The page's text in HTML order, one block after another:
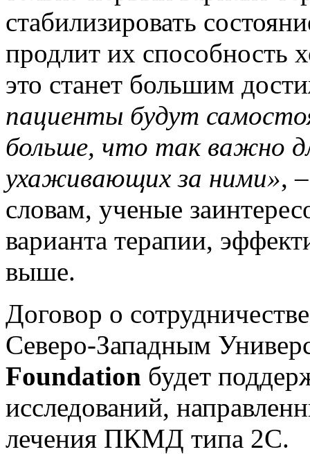
стабилизировать
продлит их способность
это станет большим
пациенты будут
больше, что так важно
ухаживающих за ними»,
словам, ученые
варианта терапии,
выше.
Договор о
Северо-Западным
Foundation будет
исследований,
лечения ПКМД типа 2С.